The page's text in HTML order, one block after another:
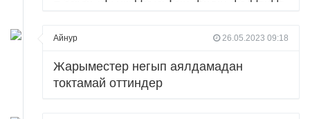
Айнур 26.05.2023 09:18
Жарыместер негып аялдамадан
токтамай оттиндер